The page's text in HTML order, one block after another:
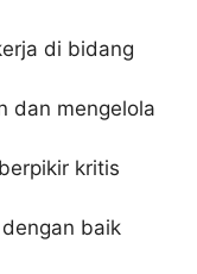
di bidang
dan mengelola
kritis
baik